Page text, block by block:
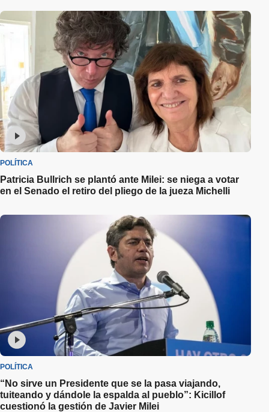
POLÍTICA
Patricia Bullrich se plantó ante Milei: se niega a votar
en el Senado el retiro del pliego de la jueza Michelli
POLÍTICA
“No sirve un Presidente que se la pasa viajando,
tuiteando y dándole la espalda al pueblo”: Kicillof
cuestionó la gestión de Javier Milei